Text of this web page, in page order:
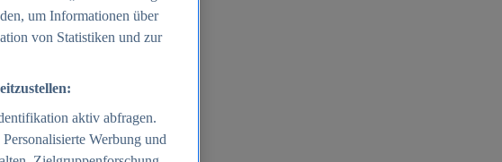
um Informationen über
von Statistiken und zur
aktiv abfragen.
Werbung und